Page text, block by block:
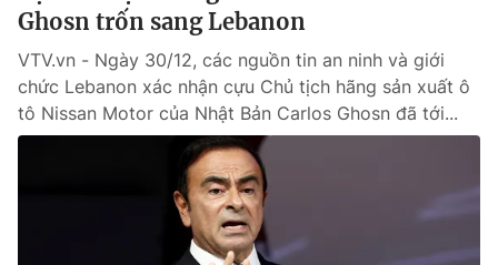
Ghosn trốn sang Lebanon
VTV.vn - Ngày 30/12, các nguồn tin an ninh và giới
chức Lebanon xác nhận cựu Chủ tịch hãng sản xuất ô
tô Nissan Motor của Nhật Bản Carlos Ghosn đã tới...